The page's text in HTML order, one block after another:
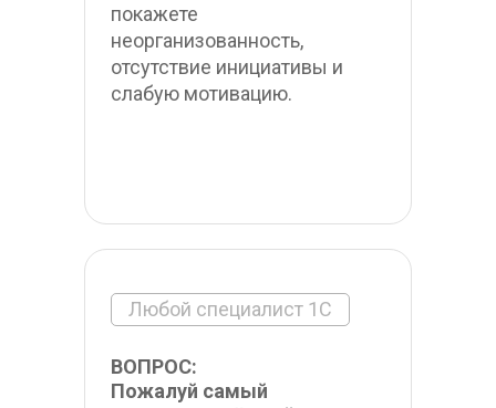
Любой специалист 1С
покажете
неорганизованность,
отсутствие инициативы и
слабую мотивацию.
ВОПРОС:
Пожалуй самый